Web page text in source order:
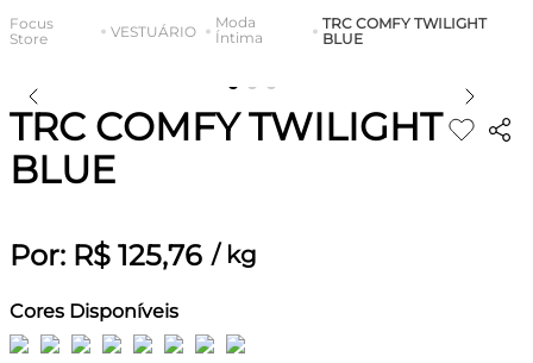
VESTUÁRIO
Moda
Íntima
TRC COMFY TWILIGHT
BLUE
TRC COMFY TWILIGHT
BLUE
Por: R$ 125,76 / kg
Cores Disponíveis